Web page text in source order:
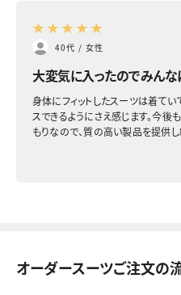
★ ★ ★ ★ ★
40代 / 女性
大変気に入ったのでみん
身体にフィットしたスーツは着てい
スできるようにさえ感じます。今後
もりなので、質の高い製品を提供し
オーダースーツご注文の